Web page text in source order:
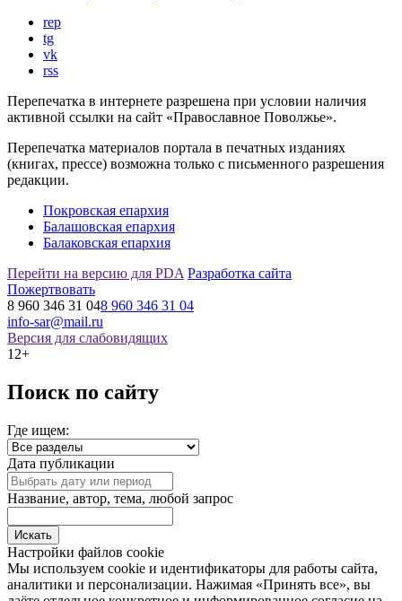
rep
tg
vk
rss
Перепечатка в интернете разрешена при условии наличия
активной ссылки на сайт «Православное Поволжье».
Перепечатка материалов портала в печатных изданиях
(книгах, прессе) возможна только с письменного разрешения
редакции.
Покровская епархия
Балашовская епархия
Балаковская епархия
Перейти на версию для PDA Разработка сайта
Пожертвовать
8 960 346 31 048 960 346 31 04
info-sar@mail.ru
Версия для слабовидящих
12+
Поиск по сайту
Где ищем:
Дата публикации
Название, автор, тема, любой запрос
Настройки файлов cookie
Мы используем cookie и идентификаторы для работы сайта,
аналитики и персонализации. Нажимая «Принять все», вы